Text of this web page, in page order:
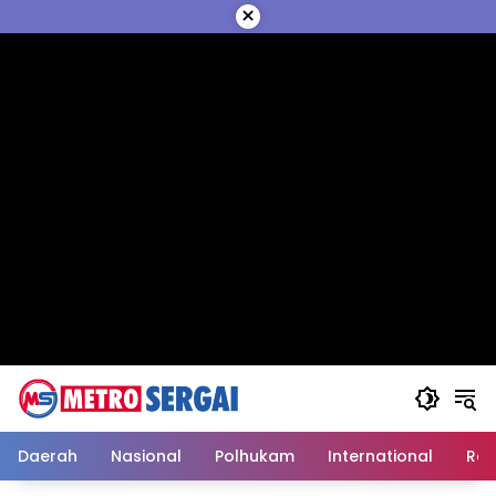
ke
×
Daerah Nasional Polhukam International